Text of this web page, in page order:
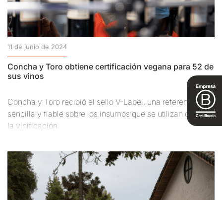
11 de junio de 2024
Concha y Toro obtiene certificación vegana para 52 de
sus vinos
Concha y Toro recibió el sello V-Label, una referencia
sencilla y fiable sobre los insumos que se utilizan durante
la vinificación.